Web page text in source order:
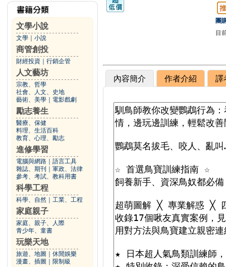
文學小說
文學 小說
商管創投
財經投資 行銷企管
人文藝坊
宗教、哲學
社會、人文、史地
藝術、美學
電影戲劇
勵志養生
醫療、保健
料理、生活百科
教育、心理、勵志
進修學習
電腦與網路
語言工具
雜誌、期刊
軍政、法律
參考、考試、教科用書
科學工程
科學、自然 工業、工程
家庭親子
家庭、親子、人際
青少年、童書
玩樂天地
旅遊、地圖
休閒娛樂
漫畫、插圖
限制級
團
目
內容簡介 作者介紹 譯